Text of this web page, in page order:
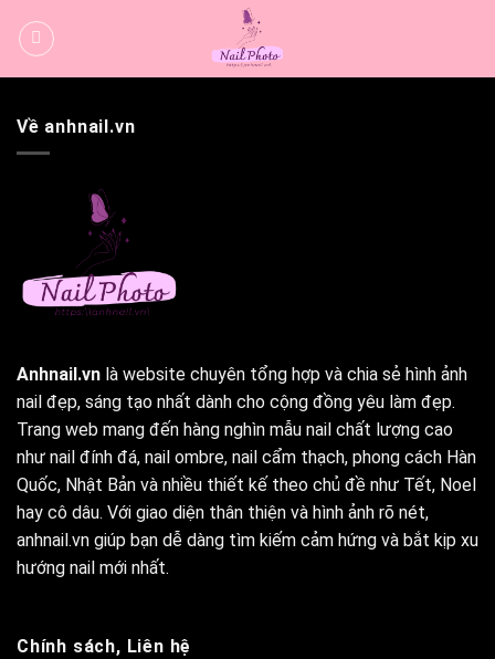
qua
Về anhnail.vn
Anhnail.vn là website chuyên tổng hợp và chia sẻ hình ảnh
nail đẹp, sáng tạo nhất dành cho cộng đồng yêu làm đẹp.
Trang web mang đến hàng nghìn mẫu nail chất lượng cao
như nail đính đá, nail ombre, nail cẩm thạch, phong cách Hàn
Quốc, Nhật Bản và nhiều thiết kế theo chủ đề như Tết, Noel
hay cô dâu. Với giao diện thân thiện và hình ảnh rõ nét,
anhnail.vn giúp bạn dễ dàng tìm kiếm cảm hứng và bắt kịp xu
hướng nail mới nhất.
Chính sách, Liên hệ